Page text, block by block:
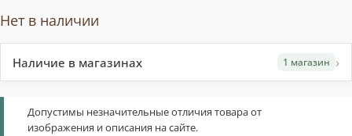
Нет в наличии
Наличие в магазинах 1 магазин ›
Допустимы незначительные отличия товара от
изображения и описания на сайте.